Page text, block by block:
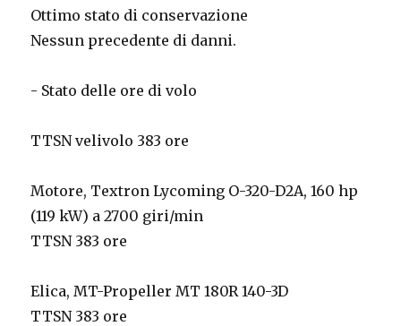
Ottimo stato di conservazione
Nessun precedente di danni.
- Stato delle ore di volo
TTSN velivolo 383 ore
Motore, Textron Lycoming O-320-D2A, 160 hp
(119 kW) a 2700 giri/min
TTSN 383 ore
Elica, MT-Propeller MT 180R 140-3D
TTSN 383 ore